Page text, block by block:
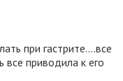
при гастрите….все
все приводила к его